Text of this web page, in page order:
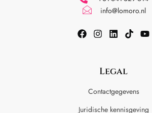
info@lomoro.nl
Legal
Contactgegevens
Juridische kennisgeving